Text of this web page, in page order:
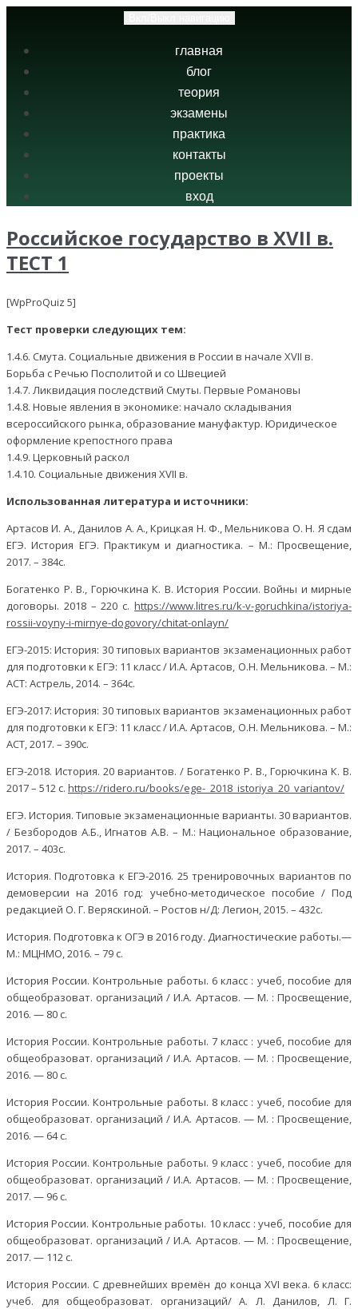
главная
блог
теория
экзамены
практика
контакты
проекты
вход
Российское государство в ХVII в.
ТЕСТ 1
[WpProQuiz 5]
Тест проверки следующих тем:
1.4.6. Смута. Социальные движения в России в начале XVII в.
Борьба с Речью Посполитой и со Швецией
1.4.7. Ликвидация последствий Смуты. Первые Романовы
1.4.8. Новые явления в экономике: начало складывания
всероссийского рынка, образование мануфактур. Юридическое
оформление крепостного права
1.4.9. Церковный раскол
1.4.10. Социальные движения XVII в.
Использованная литература и источники:
Артасов И. А., Данилов А. А., Крицкая Н. Ф., Мельникова О. Н. Я сдам
ЕГЭ. История ЕГЭ. Практикум и диагностика. – М.: Просвещение,
2017. – 384с.
Богатенко Р. В., Горючкина К. В. История России. Войны и мирные
договоры. 2018 – 220 с. https://www.litres.ru/k-v-goruchkina/istoriya-
rossii-voyny-i-mirnye-dogovory/chitat-onlayn/
ЕГЭ-2015: История: 30 типовых вариантов экзаменационных работ
для подготовки к ЕГЭ: 11 класс / И.А. Артасов, О.Н. Мельникова. – М.:
АСТ: Астрель, 2014. – 364с.
ЕГЭ-2017: История: 30 типовых вариантов экзаменационных работ
для подготовки к ЕГЭ: 11 класс / И.А. Артасов, О.Н. Мельникова. – М.:
АСТ, 2017. – 390с.
ЕГЭ-2018. История. 20 вариантов. / Богатенко Р. В., Горючкина К. В.
2017 – 512 с. https://ridero.ru/books/ege-_2018_istoriya_20_variantov/
ЕГЭ. История. Типовые экзаменационные варианты. 30 вариантов.
/ Безбородов А.Б., Игнатов А.В. – М.: Национальное образование,
2017. – 403с.
История. Подготовка к ЕГЭ-2016. 25 тренировочных вариантов по
демоверсии на 2016 год: учебно-методическое пособие / Под
редакцией О. Г. Веряскиной. – Ростов н/Д: Легион, 2015. – 432с.
История. Подготовка к ОГЭ в 2016 году. Диагностические работы.—
М.: МЦНМО, 2016. – 79 с.
История России. Контрольные работы. 6 класс : учеб, пособие для
общеобразоват. организаций / И.А. Артасов. — М. : Просвещение,
2016. — 80 с.
История России. Контрольные работы. 7 класс : учеб, пособие для
общеобразоват. организаций / И.А. Артасов. — М. : Просвещение,
2016. — 80 с.
История России. Контрольные работы. 8 класс : учеб, пособие для
общеобразоват. организаций / И.А. Артасов. — М. : Просвещение,
2016. — 64 с.
История России. Контрольные работы. 9 класс : учеб, пособие для
общеобразоват. организаций / И.А. Артасов. — М. : Просвещение,
2017. — 96 с.
История России. Контрольные работы. 10 класс : учеб, пособие для
общеобразоват. организаций / И.А. Артасов. — М. : Просвещение,
2017. — 112 с.
История России. С древнейших времён до конца XVI века. 6 класс:
учеб. для общеобразоват. организаций/ А. Л. Данилов, Л. Г.